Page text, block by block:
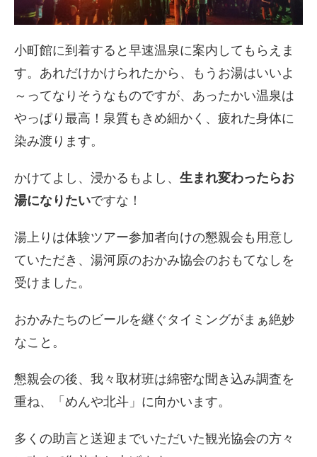
小町館に到着すると早速温泉に案内してもらえま
す。あれだけかけられたから、もうお湯はいいよ
～ ってなりそうなものですが、あったかい温泉は
やっぱり最高！泉質もきめ細かく、疲れた身体に
染み渡ります。
かけてよし、浸かるもよし、 生まれ変わったらお
湯になりたいですな！
湯上りは体験ツアー参加者向けの懇親会も用意し
ていただき、 湯河原のおかみ協会のおもてなしを
受けました。
おかみたちのビールを継ぐタイミングがまぁ絶妙
なこと。
懇親会の後、我々取材班は綿密な聞き込み調査を
重ね、「めんや北斗」に向かいます。
多くの助言と送迎までいただいた観光協会の方々